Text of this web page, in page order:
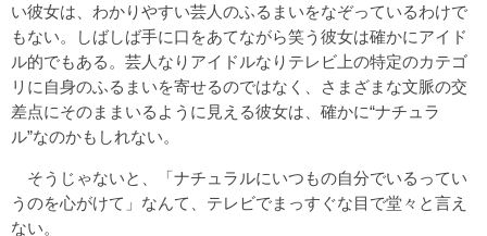
い彼女は、わかりやすい芸人のふるまいをなぞっているわけで
もない。しばしば手に口をあてながら笑う彼女は確かにアイド
ル的でもある。芸人なりアイドルなりテレビ上の特定のカテゴ
リに自身のふるまいを寄せるのではなく、さまざまな文脈の交
差点にそのままいるように見える彼女は、確かに“ナチュラ
ル”なのかもしれない。
そうじゃないと、「ナチュラルにいつもの自分でいるってい
うのを心がけて」なんて、テレビでまっすぐな目で堂々と言え
ない。